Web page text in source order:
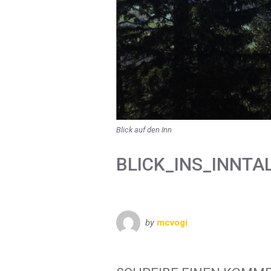
Blick auf den Inn
by mcvogi